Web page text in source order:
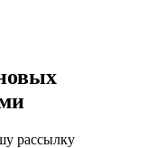
рассылку